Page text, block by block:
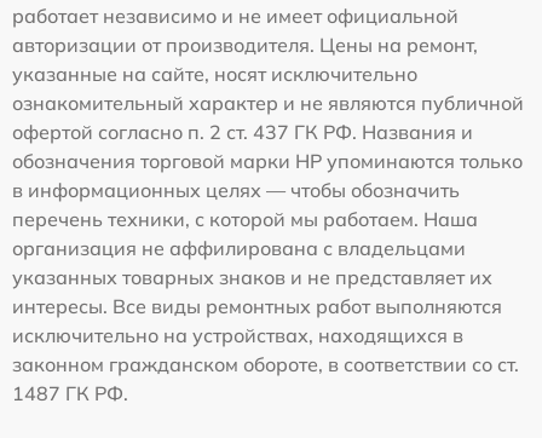
работает независимо и не имеет официальной
авторизации от производителя. Цены на ремонт,
указанные на сайте, носят исключительно
ознакомительный характер и не являются публичной
офертой согласно п. 2 ст. 437 ГК РФ. Названия и
обозначения торговой марки HP упоминаются только
в информационных целях — чтобы обозначить
перечень техники, с которой мы работаем. Наша
организация не аффилирована с владельцами
указанных товарных знаков и не представляет их
интересы. Все виды ремонтных работ выполняются
исключительно на устройствах, находящихся в
законном гражданском обороте, в соответствии со ст.
1487 ГК РФ.